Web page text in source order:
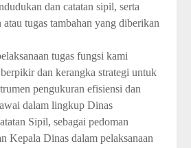
dan catatan sipil, serta
atau tugas tambahan yang diberikan
tugas fungsi kami
dan kerangka strategi untuk
pengukuran efisiensi dan
dalam lingkup Dinas
Sipil, sebagai pedoman
Kepala Dinas dalam pelaksanaan